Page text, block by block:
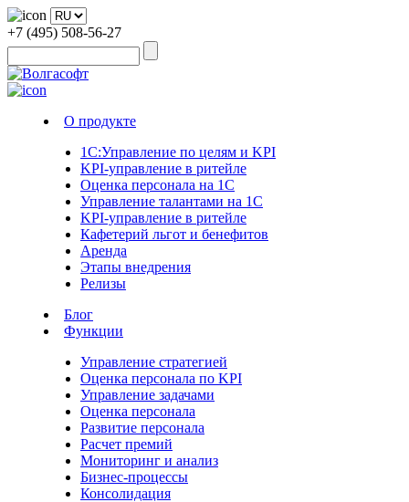
+7 (495) 508-56-27
О продукте
1С:Управление по целям и KPI
KPI-управление в ритейле
Оценка персонала на 1С
Управление талантами на 1С
KPI-управление в ритейле
Кафетерий льгот и бенефитов
Аренда
Этапы внедрения
Релизы
Блог
Функции
Управление стратегией
Оценка персонала по KPI
Управление задачами
Оценка персонала
Развитие персонала
Расчет премий
Мониторинг и анализ
Бизнес-процессы
Консолидация